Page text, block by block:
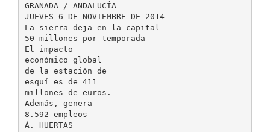
GRANADA / ANDALUCÍA
JUEVES 6 DE NOVIEMBRE DE 2014
La sierra deja en la capital
50 millones por temporada
El impacto
económico global
de la estación de
esquí es de 411
millones de euros.
Además, genera
8.592 empleos